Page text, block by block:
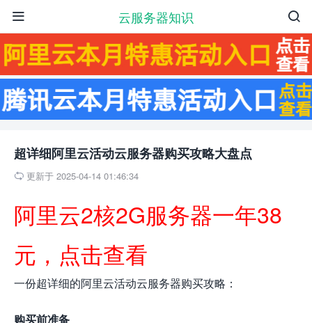
云服务器知识 

超详细阿里云活动云服务器购买攻略大盘点
 更新于 2025-04-14 01:46:34
阿里云2核2G服务器一年38
元，点击查看
一份超详细的阿里云活动云服务器购买攻略：
购买前准备